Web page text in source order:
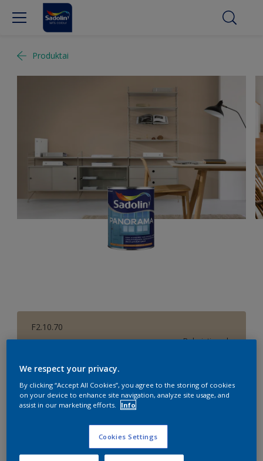
Produktai
F2.10.70
Pakeisti spalvą
Dydis
1 l 2,5 l
Dažų kiekio skaičiuoklė
Skaičiuoti
We respect your privacy.
By clicking “Accept All Cookies”, you agree to the storing of cookies
on your device to enhance site navigation, analyze site usage, and
assist in our marketing efforts.
Info
Cookies Settings